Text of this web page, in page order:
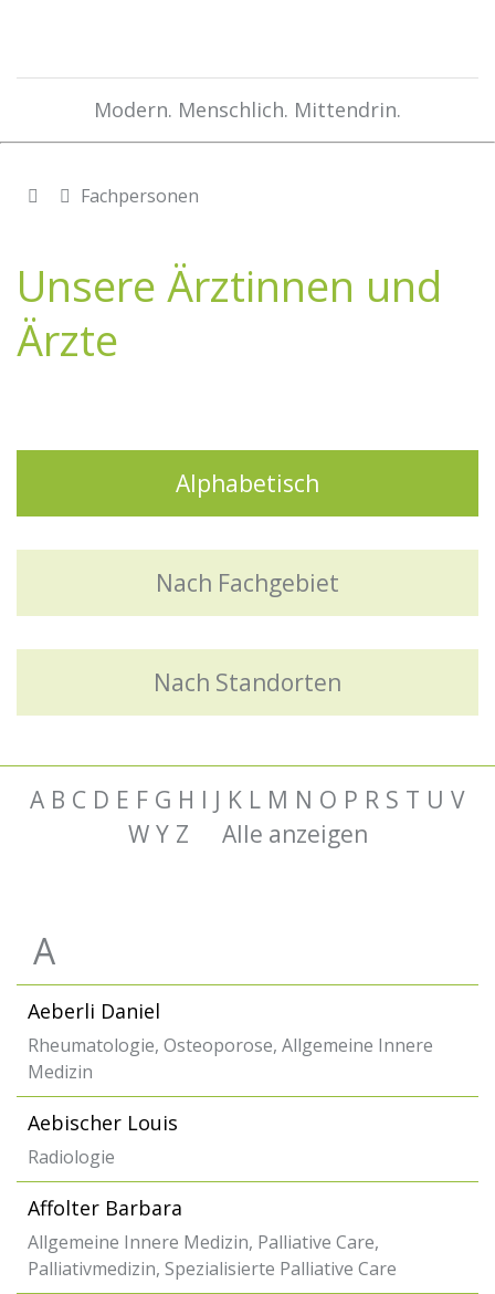
Modern. Menschlich. Mittendrin.
Fachpersonen
Unsere Ärztinnen und
Ärzte
Alphabetisch
Nach Fachgebiet
Nach Standorten
A B C D E F G H I J K L M N O P R S T U V
W Y Z Alle anzeigen
A
Aeberli Daniel
Rheumatologie, Osteoporose, Allgemeine Innere
Medizin
Aebischer Louis
Radiologie
Affolter Barbara
Allgemeine Innere Medizin, Palliative Care,
Palliativmedizin, Spezialisierte Palliative Care